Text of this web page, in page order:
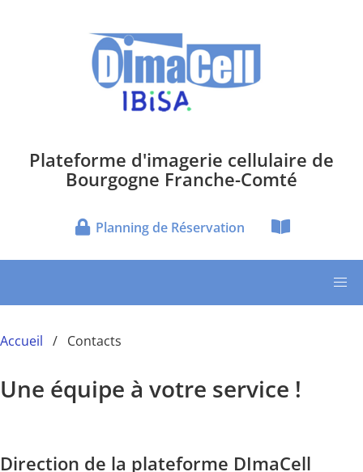
Plateforme d'imagerie cellulaire de
Bourgogne Franche-Comté
Planning de Réservation
Accueil Contacts
Une équipe à votre service !
Direction de la plateforme DImaCell